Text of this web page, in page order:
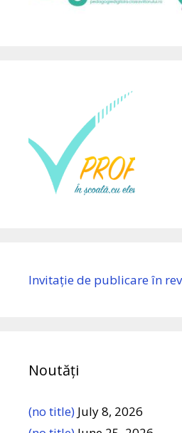
Invitație de publicare în
Noutăți
(no title) July 8, 2026